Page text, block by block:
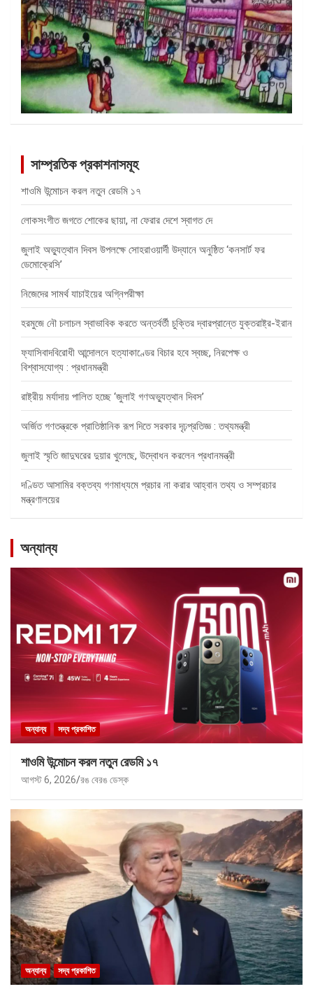
সাম্প্রতিক প্রকাশনাসমূহ
শাওমি উন্মোচন করল নতুন রেডমি ১৭
লোকসংগীত জগতে শোকের ছায়া, না ফেরার দেশে স্বাগত দে
জুলাই অভ্যুত্থান দিবস উপলক্ষে সোহরাওয়ার্দী উদ্যানে অনুষ্ঠিত ‘কনসার্ট ফর
ডেমোক্রেসি’
নিজেদের সামর্থ যাচাইয়ের অগ্নিপরীক্ষা
হরমুজে নৌ চলাচল স্বাভাবিক করতে অন্তর্বর্তী চুক্তির দ্বারপ্রান্তে যুক্তরাষ্ট্র-ইরান
ফ্যাসিবাদবিরোধী আন্দোলনে হত্যাকাণ্ডের বিচার হবে স্বচ্ছ, নিরপেক্ষ ও
বিশ্বাসযোগ্য : প্রধানমন্ত্রী
রাষ্ট্রীয় মর্যাদায় পালিত হচ্ছে ‘জুলাই গণঅভ্যুত্থান দিবস’
অর্জিত গণতন্ত্রকে প্রাতিষ্ঠানিক রূপ দিতে সরকার দৃঢ়প্রতিজ্ঞ : তথ্যমন্ত্রী
জুলাই স্মৃতি জাদুঘরের দুয়ার খুলেছে, উদ্বোধন করলেন প্রধানমন্ত্রী
দণ্ডিত আসামির বক্তব্য গণমাধ্যমে প্রচার না করার আহ্বান তথ্য ও সম্প্রচার
মন্ত্রণালয়ের
অন্যান্য
অন্যান্য সদ্য প্রকাশিত
শাওমি উন্মোচন করল নতুন রেডমি ১৭
আগস্ট 6, 2026 রঙ বেরঙ ডেস্ক
অন্যান্য সদ্য প্রকাশিত